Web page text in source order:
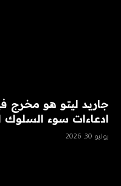
جاريد ليتو هو
ادعاءات سوء
يوليو 30, 2026